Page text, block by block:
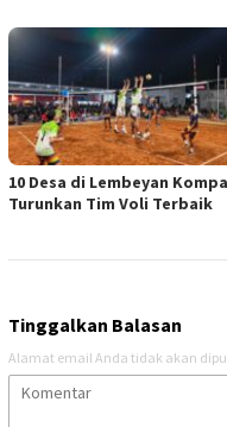
10 Desa di Lembeyan
Turunkan Tim Voli Terbaik
Tinggalkan Balasan
Alamat email Anda tidak akan